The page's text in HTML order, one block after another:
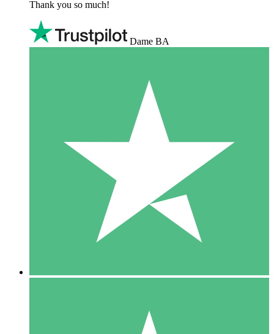
Thank you so much!
Dame BA